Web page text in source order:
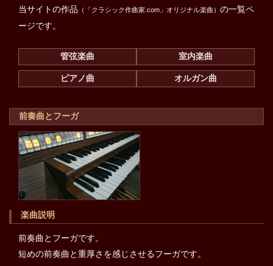
当サイトの作品 （「クラシック作曲家.com」オリジナル楽曲） の一覧ペ
ージです。
管弦楽曲 室内楽曲
ピアノ曲 オルガン曲
前奏曲とフーガ
楽曲説明
前奏曲とフーガです。
短めの前奏曲と重厚さを感じさせるフーガです。